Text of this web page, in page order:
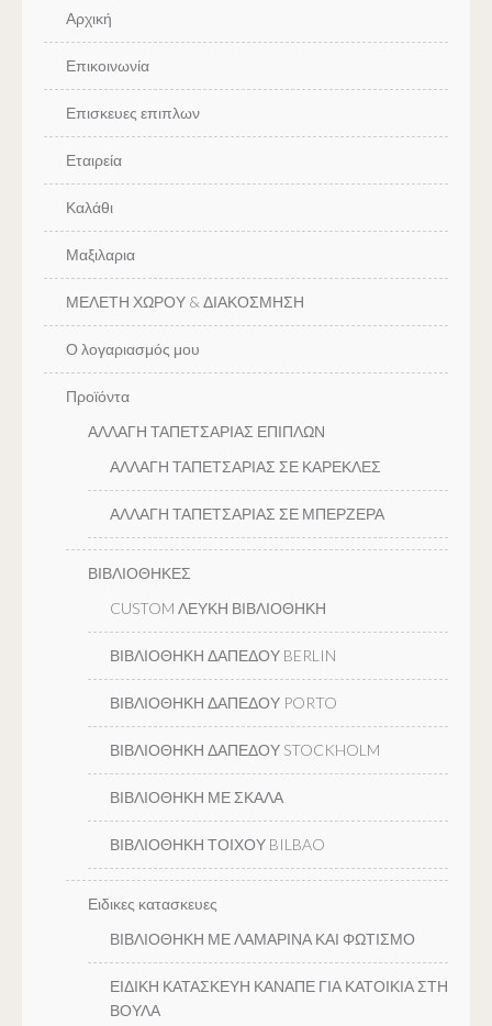
Αρχική
Επικοινωνία
Επισκευες επιπλων
Εταιρεία
Καλάθι
Μαξιλαρια
ΜΕΛΕΤΗ ΧΩΡΟΥ & ΔΙΑΚΟΣΜΗΣΗ
Ο λογαριασμός μου
Προϊόντα
ΑΛΛΑΓΗ ΤΑΠΕΤΣΑΡΙΑΣ ΕΠΙΠΛΩΝ
ΑΛΛΑΓΗ ΤΑΠΕΤΣΑΡΙΑΣ ΣΕ ΚΑΡΕΚΛΕΣ
ΑΛΛΑΓΗ ΤΑΠΕΤΣΑΡΙΑΣ ΣΕ ΜΠΕΡΖΕΡΑ
ΒΙΒΛΙΟΘΗΚΕΣ
CUSTOM ΛΕΥΚΗ ΒΙΒΛΙΟΘΗΚΗ
ΒΙΒΛΙΟΘΗΚΗ ΔΑΠΕΔΟΥ BERLIN
ΒΙΒΛΙΟΘΗΚΗ ΔΑΠΕΔΟΥ PORTO
ΒΙΒΛΙΟΘΗΚΗ ΔΑΠΕΔΟΥ STOCKHOLM
ΒΙΒΛΙΟΘΗΚΗ ΜΕ ΣΚΑΛΑ
ΒΙΒΛΙΟΘΗΚΗ ΤΟΙΧΟΥ BILBAO
Ειδικες κατασκευες
ΒΙΒΛΙΟΘΗΚΗ ΜΕ ΛΑΜΑΡΙΝΑ ΚΑΙ ΦΩΤΙΣΜΟ
ΕΙΔΙΚΗ ΚΑΤΑΣΚΕΥΗ ΚΑΝΑΠΕ ΓΙΑ ΚΑΤΟΙΚΙΑ ΣΤΗ
ΒΟΥΛΑ